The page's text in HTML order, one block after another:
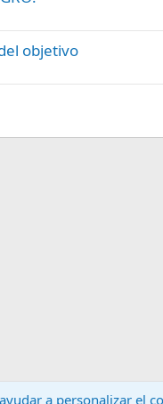
objetivo
a personalizar el